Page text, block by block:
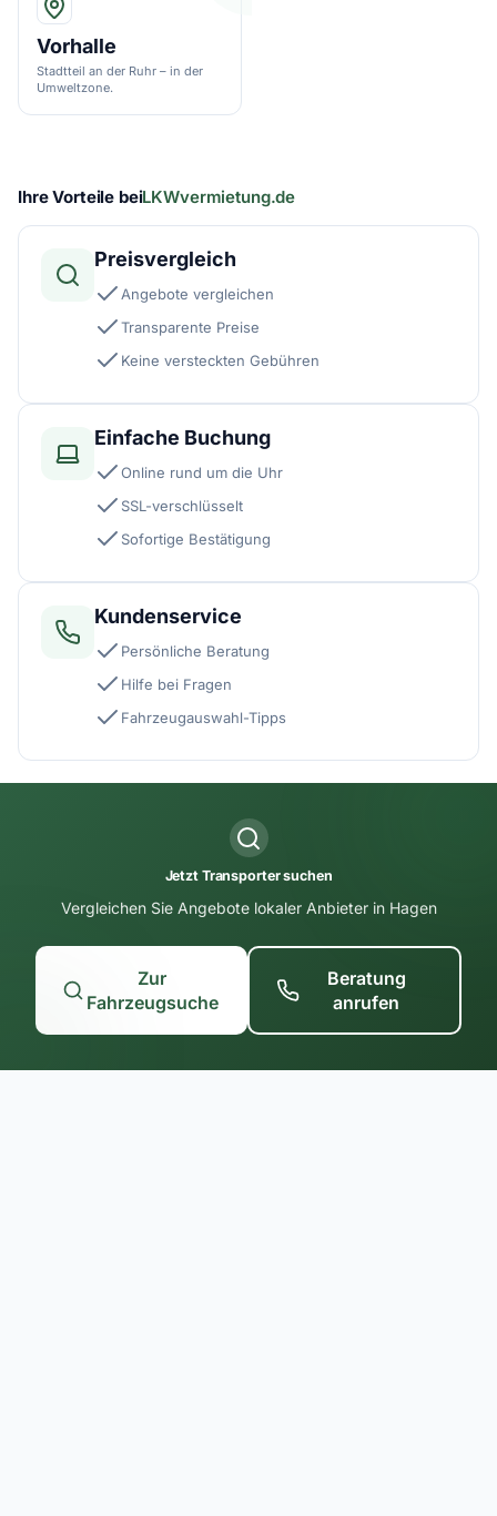
Vorhalle
Stadtteil an der Ruhr – in der
Umweltzone.
Ihre Vorteile beiLKWvermietung.de
Preisvergleich
Angebote vergleichen
Transparente Preise
Keine versteckten Gebühren
Einfache Buchung
Online rund um die Uhr
SSL-verschlüsselt
Sofortige Bestätigung
Kundenservice
Persönliche Beratung
Hilfe bei Fragen
Fahrzeugauswahl-Tipps
Jetzt Transporter suchen
Vergleichen Sie Angebote lokaler Anbieter in Hagen
Zur
Fahrzeugsuche
Beratung
anrufen